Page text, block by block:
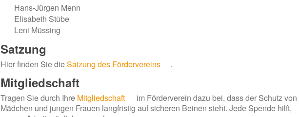
Hans-Jürgen Menn
Elisabeth Stübe
Leni Müssing
Satzung
Hier finden Sie dieSatzung des Fördervereins .
Mitgliedschaft
Tragen Sie durch Ihre Mitgliedschaft
im Förderverein dazu bei, dass der Schutz von
Mädchen und jungen Frauen langfristig auf sicheren Beinen steht. Jede Spende hilft,